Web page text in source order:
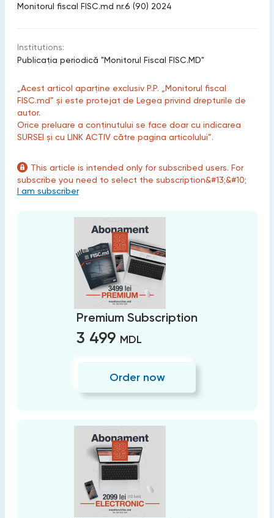
Monitorul fiscal FISC.md nr.6 (90) 2024
Institutions:
Publicaţia periodică "Monitorul Fiscal FISC.MD"
„Acest articol aparține exclusiv P.P. „Monitorul fiscal
FISC.md” și este protejat de Legea privind drepturile de
autor.
Orice preluare a conținutului se face doar cu indicarea
SURSEI și cu LINK ACTIV către pagina articolului”.
This article is intended only for subscribed users. For
subscribe you need to select the subscription&#13;&#10;
I am subscriber
Premium Subscription
3 499 MDL
Order now